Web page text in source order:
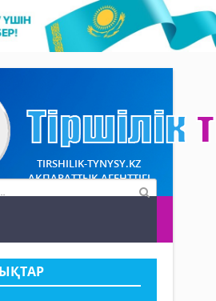
TIRSHILIK-TYNYSY.KZ
АҚПАРАТТЫҚ АГЕНТТІГІ